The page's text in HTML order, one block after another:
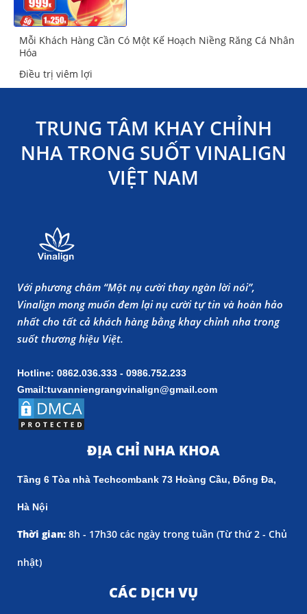
Mỗi Khách Hàng Cần Có Một Kế Hoạch Niềng Răng Cá Nhân
Hóa
Điều trị viêm lợi
TRUNG TÂM KHAY CHỈNH
NHA TRONG SUỐT VINALIGN
VIỆT NAM
Với phương châm “Một nụ cười thay ngàn lời nói”,
Vinalign mong muốn đem lại nụ cười tự tin và hoàn hảo
nhất cho tất cả khách hàng bằng khay chỉnh nha trong
suốt thương hiệu Việt.
Hotline: 0862.036.333 - 0986.752.233
Gmail:tuvanniengrangvinalign@gmail.com
ĐỊA CHỈ NHA KHOA
Tầng 6 Tòa nhà Techcombank 73 Hoàng Cầu, Đống Đa,
Hà Nội
Thời gian: 8h - 17h30 các ngày trong tuần (Từ thứ 2 - Chủ
nhật)
CÁC DỊCH VỤ